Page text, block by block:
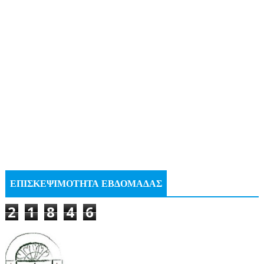
ΕΠΙΣΚΕΨΙΜΟΤΗΤΑ ΕΒΔΟΜΑΔΑΣ
2 1 8 4 6